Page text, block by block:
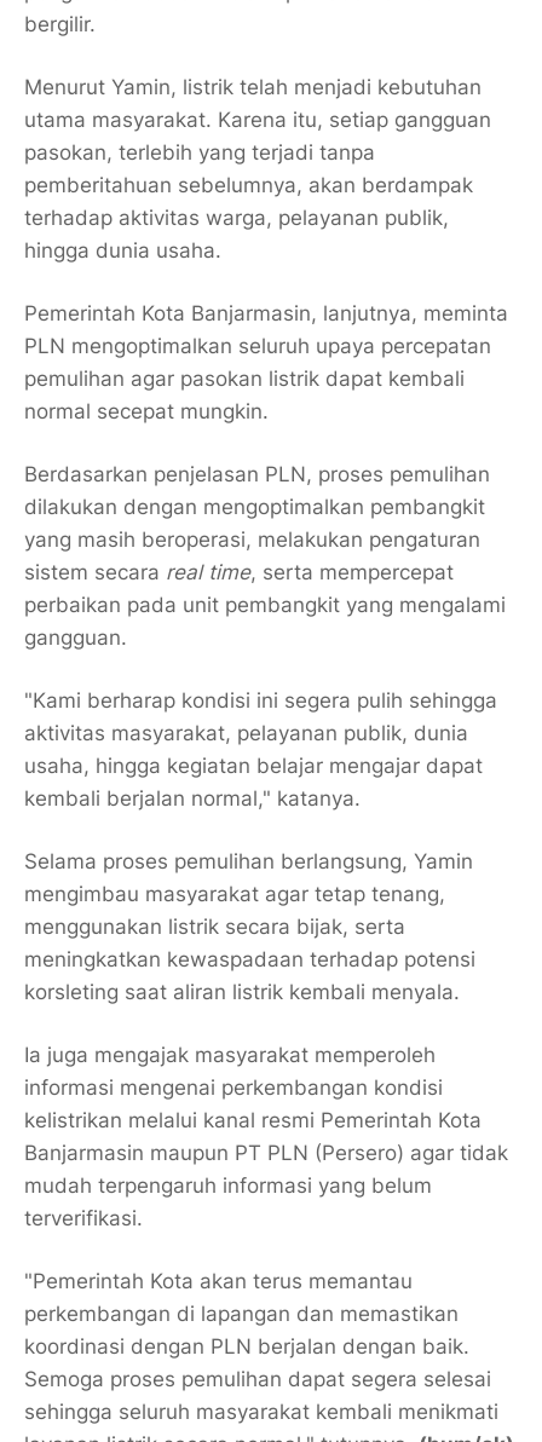
bergilir.
Menurut Yamin, listrik telah menjadi kebutuhan
utama masyarakat. Karena itu, setiap gangguan
pasokan, terlebih yang terjadi tanpa
pemberitahuan sebelumnya, akan berdampak
terhadap aktivitas warga, pelayanan publik,
hingga dunia usaha.
Pemerintah Kota Banjarmasin, lanjutnya, meminta
PLN mengoptimalkan seluruh upaya percepatan
pemulihan agar pasokan listrik dapat kembali
normal secepat mungkin.
Berdasarkan penjelasan PLN, proses pemulihan
dilakukan dengan mengoptimalkan pembangkit
yang masih beroperasi, melakukan pengaturan
sistem secara real time, serta mempercepat
perbaikan pada unit pembangkit yang mengalami
gangguan.
"Kami berharap kondisi ini segera pulih sehingga
aktivitas masyarakat, pelayanan publik, dunia
usaha, hingga kegiatan belajar mengajar dapat
kembali berjalan normal," katanya.
Selama proses pemulihan berlangsung, Yamin
mengimbau masyarakat agar tetap tenang,
menggunakan listrik secara bijak, serta
meningkatkan kewaspadaan terhadap potensi
korsleting saat aliran listrik kembali menyala.
Ia juga mengajak masyarakat memperoleh
informasi mengenai perkembangan kondisi
kelistrikan melalui kanal resmi Pemerintah Kota
Banjarmasin maupun PT PLN (Persero) agar tidak
mudah terpengaruh informasi yang belum
terverifikasi.
"Pemerintah Kota akan terus memantau
perkembangan di lapangan dan memastikan
koordinasi dengan PLN berjalan dengan baik.
Semoga proses pemulihan dapat segera selesai
sehingga seluruh masyarakat kembali menikmati